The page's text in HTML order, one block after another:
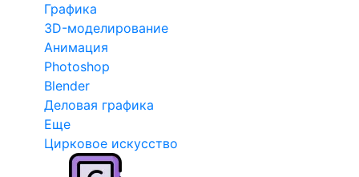
Графика
3D-моделирование
Анимация
Photoshop
Blender
Деловая графика
Еще
Цирковое искусство